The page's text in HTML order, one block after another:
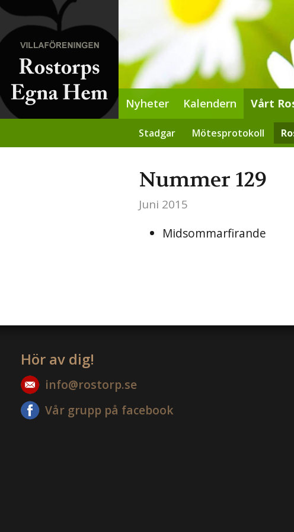
Nyheter Kalendern Vårt
Stadgar Mötesprotokoll
Nummer 129
Juni 2015
Midsommarfirande
Hör av dig!
info@rostorp.se
Vår grupp på facebook